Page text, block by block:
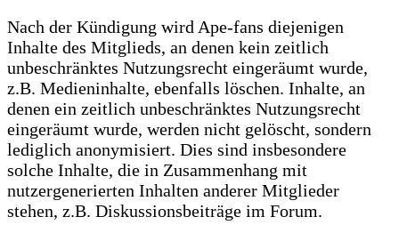
Nach der Kündigung wird Ape-fans diejenigen
Inhalte des Mitglieds, an denen kein zeitlich
unbeschränktes Nutzungsrecht eingeräumt wurde,
z.B. Medieninhalte, ebenfalls löschen. Inhalte, an
denen ein zeitlich unbeschränktes Nutzungsrecht
eingeräumt wurde, werden nicht gelöscht, sondern
lediglich anonymisiert. Dies sind insbesondere
solche Inhalte, die in Zusammenhang mit
nutzergenerierten Inhalten anderer Mitglieder
stehen, z.B. Diskussionsbeiträge im Forum.